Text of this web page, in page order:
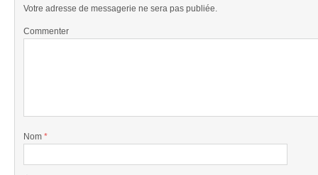
Votre adresse de messagerie ne sera pas publiée.
Commenter
Nom *